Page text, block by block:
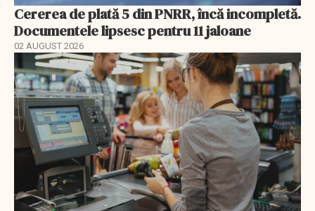
Cererea de plată 5 din PNRR, încă incompletă.
Documentele lipsesc pentru 11 jaloane
02 AUGUST 2026